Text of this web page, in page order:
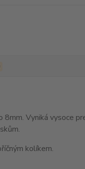
Vyniká vysoce
kolíkem.